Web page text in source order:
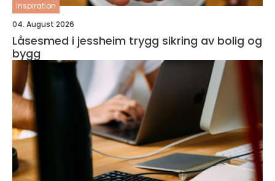
inspiration
04. August 2026
Låsesmed i jessheim trygg sikring av bolig og
bygg